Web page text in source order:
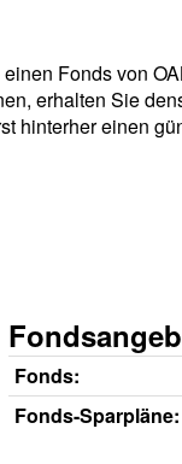
Fonds von
erhalten Sie
hinterher einen
Fonds:
Fonds-Sparpläne: